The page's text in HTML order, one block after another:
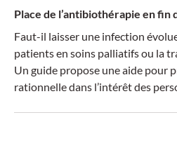
Place de l’antibiothérapie en fin
Faut-il laisser une infection
patients en soins palliatifs ou la
Un guide propose une aide pour
rationnelle dans l’intérêt des